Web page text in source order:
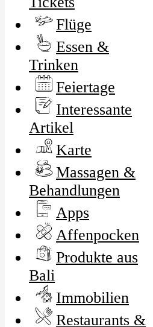
Flüge
Essen &
Trinken
Feiertage
Interessante
Artikel
Karte
Massagen &
Behandlungen
Apps
Affenpocken
Produkte aus
Bali
Immobilien
Restaurants &